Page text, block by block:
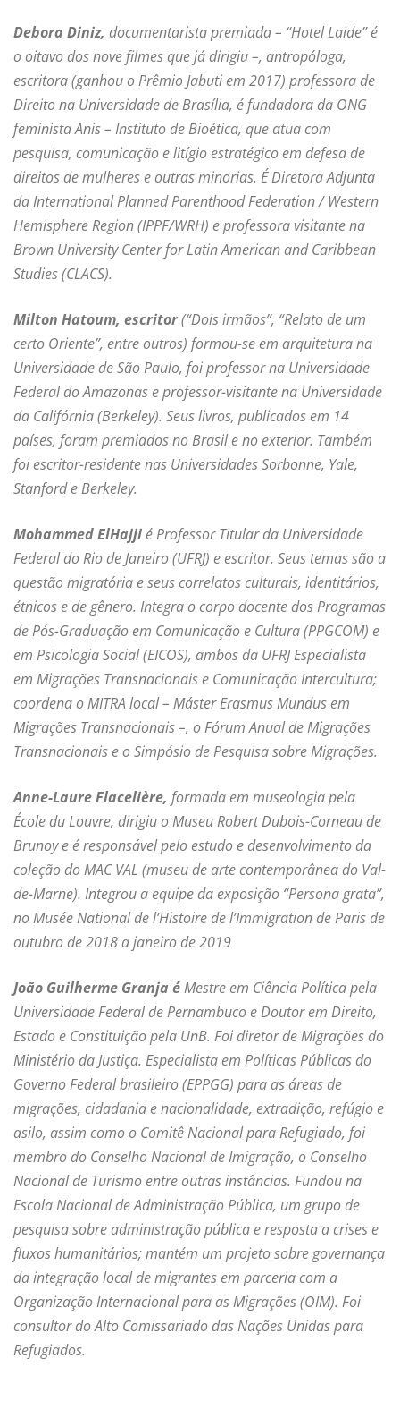
Debora Diniz, documentarista premiada – “Hotel Laide” é
o oitavo dos nove filmes que já dirigiu –, antropóloga,
escritora (ganhou o Prêmio Jabuti em 2017) professora de
Direito na Universidade de Brasília, é fundadora da ONG
feminista Anis – Instituto de Bioética, que atua com
pesquisa, comunicação e litígio estratégico em defesa de
direitos de mulheres e outras minorias. É Diretora Adjunta
da International Planned Parenthood Federation / Western
Hemisphere Region (IPPF/WRH) e professora visitante na
Brown University Center for Latin American and Caribbean
Studies (CLACS).
Milton Hatoum, escritor(“Dois irmãos”, “Relato de um
certo Oriente”, entre outros) formou-se em arquitetura na
Universidade de São Paulo, foi professor na Universidade
Federal do Amazonas e professor-visitante na Universidade
da Califórnia (Berkeley). Seus livros, publicados em 14
países, foram premiados no Brasil e no exterior. Também
foi escritor-residente nas Universidades Sorbonne, Yale,
Stanford e Berkeley.
Mohammed ElHajjié Professor Titular da Universidade
Federal do Rio de Janeiro (UFRJ) e escritor. Seus temas são a
questão migratória e seus correlatos culturais, identitários,
étnicos e de gênero. Integra o corpo docente dos Programas
de Pós-Graduação em Comunicação e Cultura (PPGCOM) e
em Psicologia Social (EICOS), ambos da UFRJ Especialista
em Migrações Transnacionais e Comunicação Intercultura;
coordena o MITRA local – Máster Erasmus Mundus em
Migrações Transnacionais –, o Fórum Anual de Migrações
Transnacionais e o Simpósio de Pesquisa sobre Migrações.
Anne-Laure Flacelière, formada em museologia pela
École du Louvre, dirigiu o Museu Robert Dubois-Corneau de
Brunoy e é responsável pelo estudo e desenvolvimento da
coleção do MAC VAL (museu de arte contemporânea do Val-
de-Marne). Integrou a equipe da exposição “Persona grata”,
no Musée National de l’Histoire de l’Immigration de Paris de
outubro de 2018 a janeiro de 2019
João Guilherme Granja éMestre em Ciência Política pela
Universidade Federal de Pernambuco e Doutor em Direito,
Estado e Constituição pela UnB. Foi diretor de Migrações do
Ministério da Justiça. Especialista em Políticas Públicas do
Governo Federal brasileiro (EPPGG) para as áreas de
migrações, cidadania e nacionalidade, extradição, refúgio e
asilo, assim como o Comitê Nacional para Refugiado, foi
membro do Conselho Nacional de Imigração, o Conselho
Nacional de Turismo entre outras instâncias. Fundou na
Escola Nacional de Administração Pública, um grupo de
pesquisa sobre administração pública e resposta a crises e
fluxos humanitários; mantém um projeto sobre governança
da integração local de migrantes em parceria com a
Organização Internacional para as Migrações (OIM). Foi
consultor do Alto Comissariado das Nações Unidas para
Refugiados.